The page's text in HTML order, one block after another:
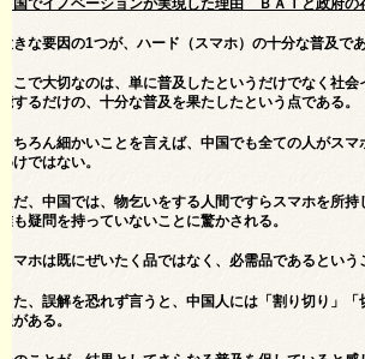
中国でイノベーションが実現した理由 ＢＡＴと政府の
大きな要因の1つが、ハード（スマホ）の十分な普及であ
ここで大切なのは、単に普及したというだけでなく社会
能するだけの、十分な普及を果たしたという点である。
もちろん細かいことを言えば、中国でも全ての人がスマ
わけではない。
ただ、中国では、物乞いをする人間ですらスマホを所持
誰も疑問を持っていないことに驚かされる。
スマホは既にぜいたく品ではなく、必需品であるという
また、誤解を恐れず言うと、中国人には「割り切り」「
想がある。